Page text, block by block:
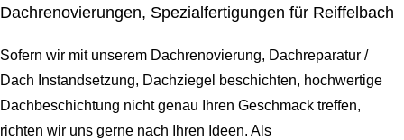
Dachrenovierungen, Spezialfertigungen für Reiffelbach
Sofern wir mit unserem Dachrenovierung, Dachreparatur /
Dach Instandsetzung, Dachziegel beschichten, hochwertige
Dachbeschichtung nicht genau Ihren Geschmack treffen,
richten wir uns gerne nach Ihren Ideen. Als